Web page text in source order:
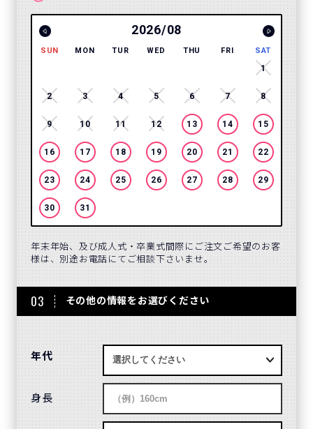
2026/08
SUN MON TUR WED THU FRI SAT
1
2 3 4 5 6 7 8
9 10 11 12 13 14 15
16 17 18 19 20 21 22
23 24 25 26 27 28 29
30 31
SUN
13
20
27
年末年始、及び成人式・卒業式間際にご注文ご希望のお客
様は、別途お電話にてご相談下さいませ。
03 その他の情報をお選びください
年代
身長